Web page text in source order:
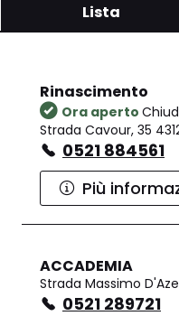
Lista
Rinascimento
Ora aperto
Strada Cavour, 35
0521 884561
Più
ACCADEMIA
Strada Massimo
0521 289721